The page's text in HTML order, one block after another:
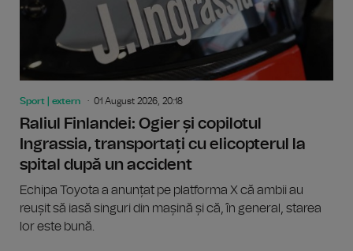
Sport | extern 01 August 2026, 20:18
Raliul Finlandei: Ogier și copilotul
Ingrassia, transportați cu elicopterul la
spital după un accident
Echipa Toyota a anunțat pe platforma X că ambii au
reușit să iasă singuri din mașină și că, în general, starea
lor este bună.